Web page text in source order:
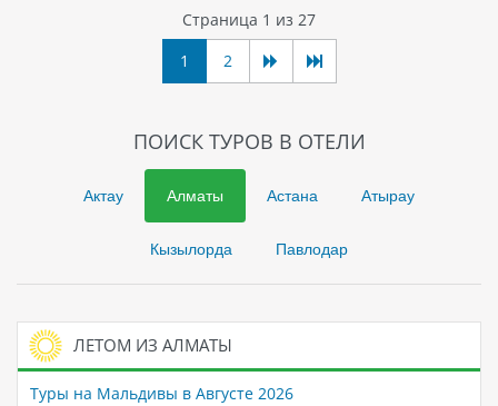
Страница 1 из 27
1
2
ПОИСК ТУРОВ В ОТЕЛИ
Актау Алматы Астана Атырау
Кызылорда Павлодар
ЛЕТОМ ИЗ АЛМАТЫ
Туры на Мальдивы в Августе 2026